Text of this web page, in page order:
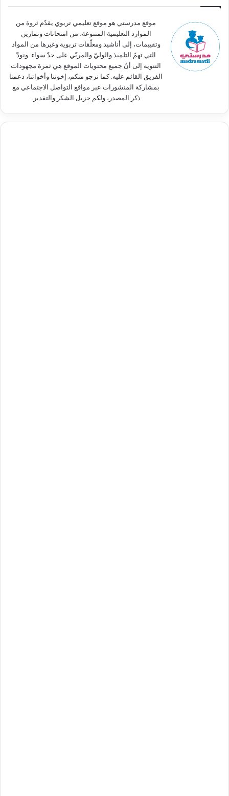
ن
موقع مدرستي هو موقع تعليمي تربوي يقدّم ثروة من
الموارد التعليمية المتنوعة، من امتحانات وتمارين
وتقييمات، إلى أناشيد ومعلّقات تربوية وغيرها من المواد
التي تهمّ التلميذ والوليّ والمربّي على حدّ سواء. ونودّ
التنويه إلى أنّ جميع محتويات الموقع هي ثمرة مجهودات
الفريق القائم عليه. كما نرجو منكم، إخوتنا وأخواتنا، دعمنا
بمشاركة المنشورات عبر مواقع التواصل الاجتماعي مع
ذكر المصدر، ولكم جزيل الشكر والتقدير.